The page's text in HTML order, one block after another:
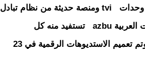
وعلي صعيد البث الرقمي أشار المدير إلى أن الاذاعة اقتنت ااربع وحدات tvi ومنصة حديثة من نظام تبادل
ينص عبر الاقمار الصناعية ووقعت اتفاقا مثمرا مع اتحاد الاذاعات العربية azbu تستفيد منه كل
المؤسسات الإعلام العمومي البث والوكالة والتلفزيون الوطني . وتم تعميم الاستديوهات الرقمية في 23